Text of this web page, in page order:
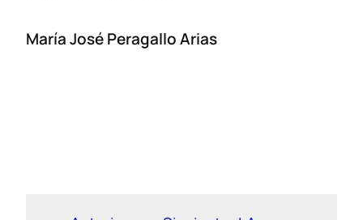
María José Peragallo Arias